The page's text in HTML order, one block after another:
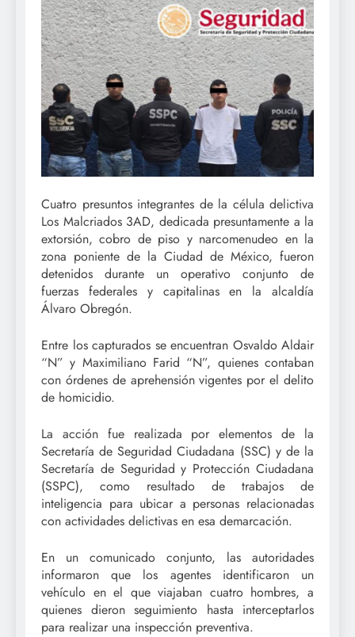
Cuatro presuntos integrantes de la célula delictiva
Los Malcriados 3AD, dedicada presuntamente a la
extorsión, cobro de piso y narcomenudeo en la
zona poniente de la Ciudad de México, fueron
detenidos durante un operativo conjunto de
fuerzas federales y capitalinas en la alcaldía
Álvaro Obregón.
Entre los capturados se encuentran Osvaldo Aldair
“N” y Maximiliano Farid “N”, quienes contaban
con órdenes de aprehensión vigentes por el delito
de homicidio.
La acción fue realizada por elementos de la
Secretaría de Seguridad Ciudadana (SSC) y de la
Secretaría de Seguridad y Protección Ciudadana
(SSPC), como resultado de trabajos de
inteligencia para ubicar a personas relacionadas
con actividades delictivas en esa demarcación.
En un comunicado conjunto, las autoridades
informaron que los agentes identificaron un
vehículo en el que viajaban cuatro hombres, a
quienes dieron seguimiento hasta interceptarlos
para realizar una inspección preventiva.